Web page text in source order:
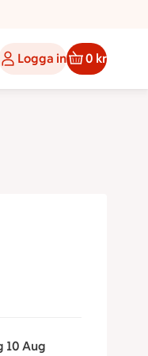
Logga in 0 kr
10 Aug